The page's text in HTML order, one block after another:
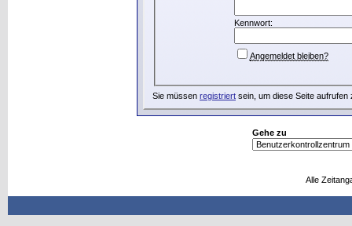
Kennwort:
Angemeldet bleiben?
Sie müssen registriert sein, um diese Seite aufrufen
Gehe zu
Alle